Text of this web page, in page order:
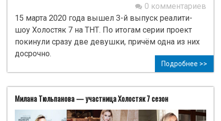
0 комментариев
15 марта 2020 года вышел 3-й выпуск реалити-
шоу Холостяк 7 на ТНТ. По итогам серии проект
покинули сразу две девушки, причём одна из них
досрочно.
Подробнее >>
Милана Тюльпанова — участница Холостяк 7 сезон